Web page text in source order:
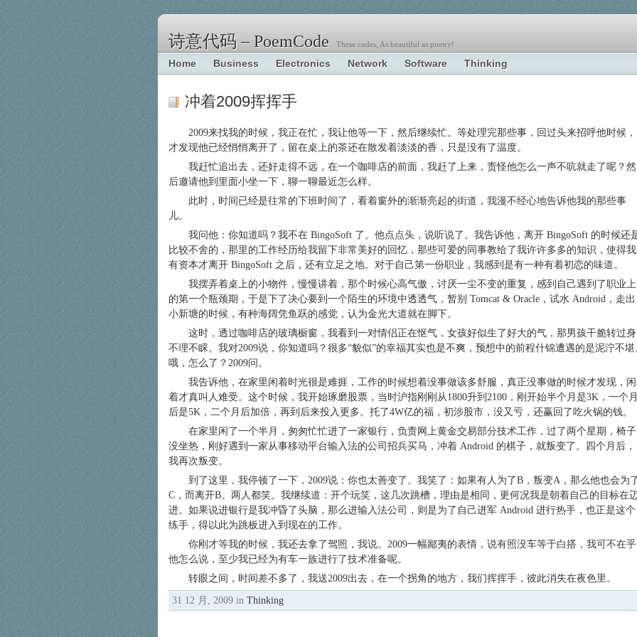
诗意代码 – PoemCode These codes, As beautiful as poetry!
Home Business Electronics Network Software Thinking
冲着2009挥挥手
2009来找我的时候，我正在忙，我让他等一下，然后继续忙。等处理完那些事，回过头来招呼他时候，
才发现他已经悄悄离开了，留在桌上的茶还在散发着淡淡的香，只是没有了温度。
我赶忙追出去，还好走得不远，在一个咖啡店的前面，我赶了上来，责怪他怎么一声不吭就走了呢？然
后邀请他到里面小坐一下，聊一聊最近怎么样。
此时，时间已经是往常的下班时间了，看着窗外的渐渐亮起的街道，我漫不经心地告诉他我的那些事
儿。
我问他：你知道吗？我不在 BingoSoft 了。他点点头，说听说了。我告诉他，离开 BingoSoft 的时候还
比较不舍的，那里的工作经历给我留下非常美好的回忆，那些可爱的同事教给了我许许多多的知识，使得我
有资本才离开 BingoSoft 之后，还有立足之地。对于自己第一份职业，我感到是有一种有着初恋的味道。
我摆弄着桌上的小物件，慢慢讲着，那个时候心高气傲，讨厌一尘不变的重复，感到自己遇到了职业上
的第一个瓶颈期，于是下了决心要到一个陌生的环境中透透气，暂别 Tomcat & Oracle，试水 Android，走出
小新塘的时候，有种海阔凭鱼跃的感觉，认为金光大道就在脚下。
这时，透过咖啡店的玻璃橱窗，我看到一对情侣正在怄气，女孩好似生了好大的气，那男孩干脆转过身
不理不睬。我对2009说，你知道吗？很多“貌似”的幸福其实也是不爽，预想中的前程什锦遭遇的是泥泞不堪
哦，怎么了？2009问。
我告诉他，在家里闲着时光很是难捱，工作的时候想着没事做该多舒服，真正没事做的时候才发现，闲
着才真叫人难受。这个时候，我开始琢磨股票，当时沪指刚刚从1800升到2100，刚开始半个月是3K，一个
后是5K，二个月后加倍，再到后来投入更多。托了4W亿的福，初涉股市，没又亏，还赢回了吃火锅的钱。
在家里闲了一个半月，匆匆忙忙进了一家银行，负责网上黄金交易部分技术工作，过了两个星期，椅子
没坐热，刚好遇到一家从事移动平台输入法的公司招兵买马，冲着 Android 的棋子，就叛变了。四个月后，
我再次叛变。
到了这里，我停顿了一下，2009说：你也太善变了。我笑了：如果有人为了B，叛变A，那么他也会为
C，而离开B。两人都笑。我继续道：开个玩笑，这几次跳槽，理由是相同，更何况我是朝着自己的目标在
进。如果说进银行是我冲昏了头脑，那么进输入法公司，则是为了自己进军 Android 进行热手，也正是这个
练手，得以此为跳板进入到现在的工作。
你刚才等我的时候，我还去拿了驾照，我说。2009一幅鄙夷的表情，说有照没车等于白搭，我可不在乎
他怎么说，至少我已经为有车一族进行了技术准备呢。
转眼之间，时间差不多了，我送2009出去，在一个拐角的地方，我们挥挥手，彼此消失在夜色里。
31 12 月, 2009 in Thinking